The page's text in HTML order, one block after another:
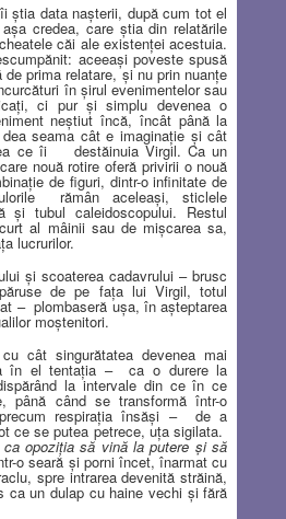
ştia data naşterii, după cum tot el
credea, care ştia din relatările
căi ale existenţei acestuia.
aceeaşi poveste spusă
prima relatare, şi nu prin nuanţe
în şirul evenimentelor sau
ci pur şi simplu devenea o
neştiut încă, încât până la
seama cât e imaginaţie şi cât
ce îi destăinuia Virgil. Ca un
nouă rotire oferă privirii o nouă
de figuri, dintr-o infinitate de
rămân aceleaşi, sticlele
şi tubul caleidoscopului. Restul
al mâinii sau de mişcarea sa,
lucrurilor.
şi scoaterea cadavrului – brusc
de pe faţa lui Virgil, totul
– plombaseră uşa, în aşteptarea
moştenitori.
cât singurătatea devenea mai
în el tentaţia – ca o durere la
la intervale din ce în ce
până când se transformă într-o
respiraţia însăşi – de a
ce se putea petrece, uţa sigilata.
ca opoziţia să vină la putere şi să
o seară şi porni încet, înarmat cu
spre intrarea devenită străină,
ca un dulap cu haine vechi şi fără